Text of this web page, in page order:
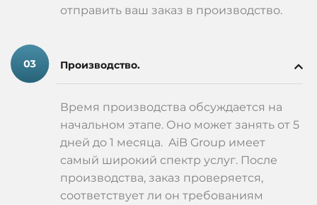
отправить ваш заказ в производство.
Производство.
Время производства обсуждается на
начальном этапе. Оно может занять от 5
дней до 1 месяца. AiB Group имеет
самый широкий спектр услуг. После
производства, заказ проверяется,
соответствует ли он требованиям